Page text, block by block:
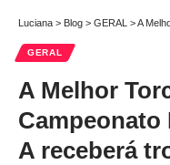
Luciana > Blog > GERAL >A Melhor
GERAL
A Melhor
Campeonato
A receberá